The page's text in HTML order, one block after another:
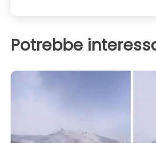
Potrebbe